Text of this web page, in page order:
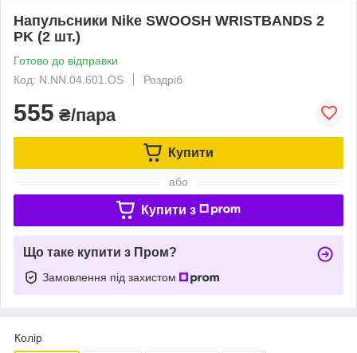
Напульсники Nike SWOOSH WRISTBANDS 2
PK (2 шт.)
Готово до відправки
Код: N.NN.04.601.OS
Роздріб
555 ₴/пара
Купити
або
Купити з
Що таке купити з Пром?
Замовлення під захистом
Колір